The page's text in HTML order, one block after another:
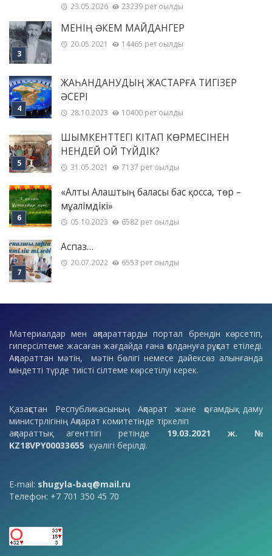
23.05.2026 23239 рет оқылды
МЕНІҢ ƏКЕМ МАЙДАНГЕР
20.05.2021 14465 рет оқылды
ЖАҺАНДАНУДЫҢ ЖАСТАРҒА ТИГІЗЕР
ӘСЕРІ
28.10.2023 10400 рет оқылды
ШЫМКЕНТТЕГІ КІТАП КӨРМЕСІНЕН
НЕНДЕЙ ОЙ ТҮЙДІК?
31.05.2021 7137 рет оқылды
«Алты Алаштың баласы бас қосса, төр –
мұғалімдікі»
05.10.2023 6582 рет оқылды
Аспаз…
20.07.2022 6553 рет оқылды
Материалдар мен ақпараттарды портал брендін көрсетіп,
гиперсілтеме жасаған жағдайда ғана қолдануға рұқсат етіледі.
Ақпараттан мәтін, мәтін бөлігі немесе дәйексөз алынғанда
міндетті түрде тиісті сілтеме көрсетілуі керек.
Қазақстан Республикасының Ақпарат және қоғамдық даму
министрлігінің Ақпарат комитетінде тіркеліп
ақпараттық агенттігі ретінде 19.03.2021 ж. №
KZ18VPY00033655 куәлігі берілді.
E-mail: shugyla-baq@mail.ru
Телефон: +7 701 350 45 70